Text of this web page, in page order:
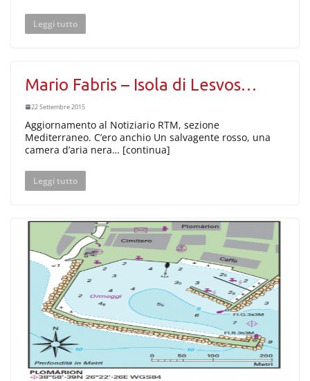
Leggi tutto
Mario Fabris – Isola di Lesvos…
22 Settembre 2015
Aggiornamento al Notiziario RTM, sezione
Mediterraneo. C’ero anchio Un salvagente rosso, una
camera d’aria nera… [continua]
Leggi tutto